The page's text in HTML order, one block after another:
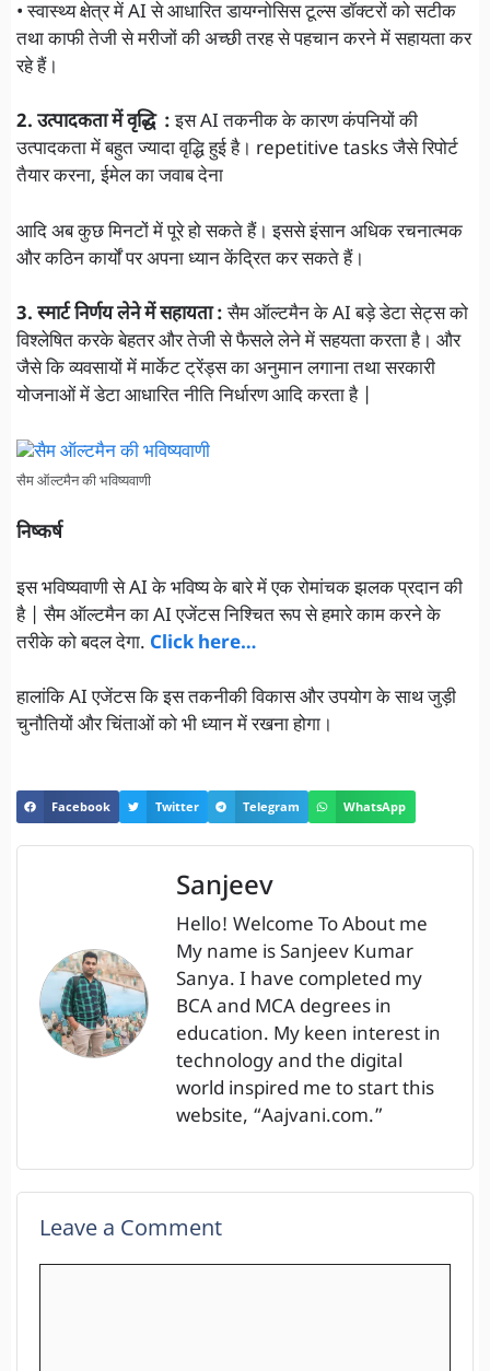
• स्वास्थ्य क्षेत्र में AI से आधारित डायग्नोसिस टूल्स डॉक्टरों को सटीक
तथा काफी तेजी से मरीजों की अच्छी तरह से पहचान करने में सहायता कर
रहे हैं।
2. उत्पादकता में वृद्धि :इस AI तकनीक के कारण कंपनियों की
उत्पादकता में बहुत ज्यादा वृद्धि हुई है। repetitive tasks जैसे रिपोर्ट
तैयार करना, ईमेल का जवाब देना
आदि अब कुछ मिनटों में पूरे हो सकते हैं। इससे इंसान अधिक रचनात्मक
और कठिन कार्यों पर अपना ध्यान केंद्रित कर सकते हैं।
3. स्मार्ट निर्णय लेने में सहायता :सैम ऑल्टमैन के AI बड़े डेटा सेट्स को
विश्लेषित करके बेहतर और तेजी से फैसले लेने में सहयता करता है। और
जैसे कि व्यवसायों में मार्केट ट्रेंड्स का अनुमान लगाना तथा सरकारी
योजनाओं में डेटा आधारित नीति निर्धारण आदि करता है |
सैम ऑल्टमैन की भविष्यवाणी
निष्कर्ष
इस भविष्यवाणी से AI के भविष्य के बारे में एक रोमांचक झलक प्रदान की
है | सैम ऑल्टमैन का AI एजेंटस निश्चित रूप से हमारे काम करने के
तरीके को बदल देगा. Click here…
हालांकि AI एजेंटस कि इस तकनीकी विकास और उपयोग के साथ जुड़ी
चुनौतियों और चिंताओं को भी ध्यान में रखना होगा।
Facebook Twitter Telegram WhatsApp
Sanjeev
Hello! Welcome To About me
My name is Sanjeev Kumar
Sanya. I have completed my
BCA and MCA degrees in
education. My keen interest in
technology and the digital
world inspired me to start this
website, “Aajvani.com.”
Leave a Comment